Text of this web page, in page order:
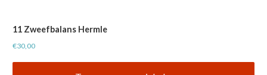
11 Zweefbalans Hermle
€30,00